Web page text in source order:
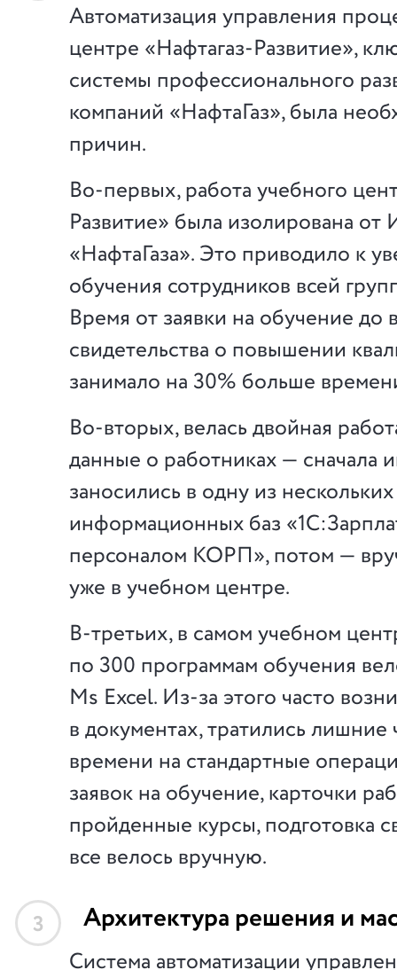
Автоматизация управления
центре «Нафтагаз-Развитие»,
системы профессионального
компаний «НафтаГаз», была
причин.
Во-первых, работа учебного
Развитие» была изолирована
«НафтаГаза». Это приводило к
обучения сотрудников всей
Время от заявки на обучение до
свидетельства о повышении
занимало на 30% больше
Во-вторых, велась двойная
данные о работниках — сначала
заносились в одну из нескольких
информационных баз
персоналом КОРП», потом —
уже в учебном центре.
В-третьих, в самом учебном
по 300 программам обучения
Ms Excel. Из-за этого часто
в документах, тратились лишние
времени на стандартные
заявок на обучение, карточки
пройденные курсы, подготовка
все велось вручную.
3 Архитектура решения и
Система автоматизации